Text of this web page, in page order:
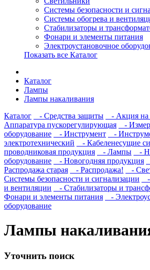
Системы безопасности и
Системы обогрева и
Стабилизаторы и
Фонари и элементы питания
Электроустановочное
Показать все Каталог
Каталог
Лампы
Лампы накаливания
Каталог
- Cредства защиты - Акция на
Аппаратура пускорегулирующая
-
оборудование
- Инструмент
-
электротехнический
- Кабеленесущие
проводниковая продукция
- Лампы
-
оборудование
- Новогодняя продукция
Распродажа старая
- Распродажа! -
Системы безопасности и сигнализации
-
и вентиляции
- Стабилизаторы и
Фонари и элементы питания
-
оборудование
Лампы
Уточнить поиск